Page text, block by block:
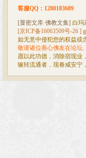
客服QQ：1280183689
[显密文库·佛教文集] 白玛
[京ICP备16063509号-26 ]
如无意中侵犯您的权益或
敬请诸位善心佛友在论坛
愿以此功德，消除宿现业
辗转流通者，现眷咸安宁